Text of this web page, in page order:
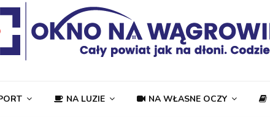
NA LUZIE NA WŁASNE OCZY